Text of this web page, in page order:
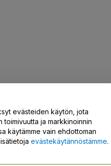
yhteyttä
evästeiden käytön, jota
toimivuutta ja markkinoinnin
käytämme vain ehdottoman
evästekäytännöstämme.